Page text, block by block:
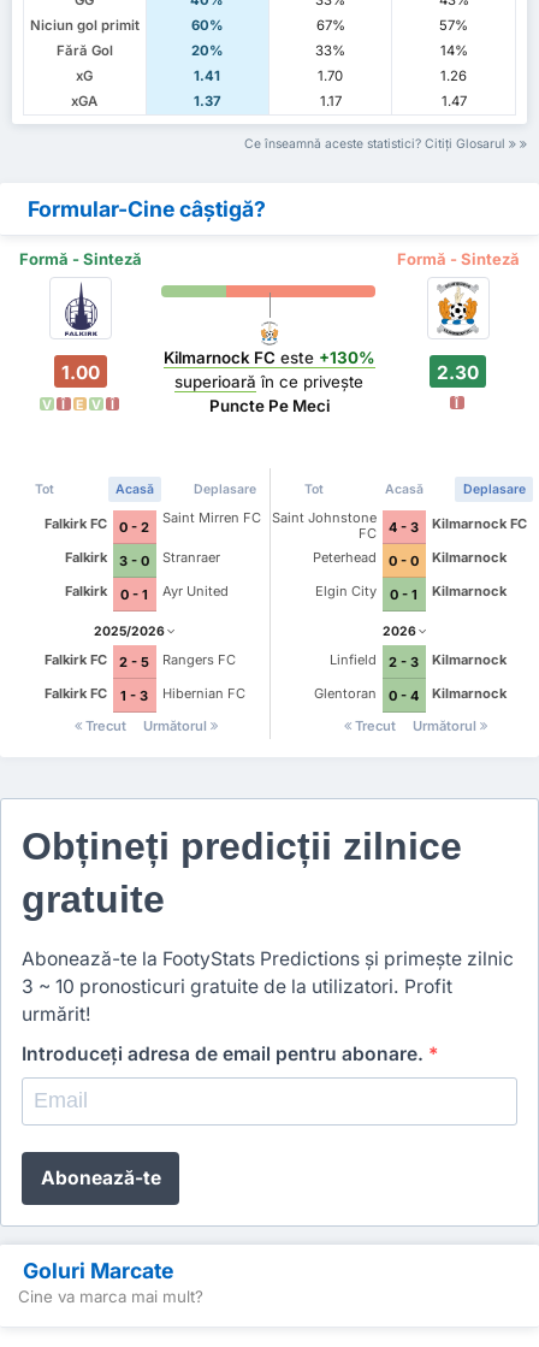
Niciun gol primit
60% 67%
57%
Fără Gol
20% 33%
14%
xG
1.41 1.70
1.26
xGA
1.37 1.17 1.47
Ce înseamnă aceste statistici? Citiți Glosarul
Formular-Cine câștigă?
Formă - Sinteză Formă - Sinteză
1.00
V Î E V Î
Kilmarnock FC este +130%
superioară în ce privește
Puncte Pe Meci
2.30
Î
Tot Acasă Deplasare
Falkirk FC 0 - 2
Saint Mirren FC
Falkirk 3 - 0
Stranraer
Falkirk
0 - 1 Ayr United
2025/2026
Falkirk FC 2 - 5
Rangers FC
Falkirk FC
1 - 3
Hibernian FC
Trecut
Următorul
Tot Acasă Deplasare
Saint Johnstone
FC
4 - 3
Kilmarnock FC
Peterhead
0 - 0
Kilmarnock
Elgin City
0 - 1 Kilmarnock
2026
Linfield 2 - 3
Kilmarnock
Glentoran
0 - 4
Kilmarnock
Trecut
Următorul
Obțineți predicții zilnice
gratuite
Abonează-te la FootyStats Predictions și primește zilnic
3 ~ 10 pronosticuri gratuite de la utilizatori. Profit
urmărit!
Introduceți adresa de email pentru abonare. *
Abonează-te
Goluri Marcate
Cine va marca mai mult?